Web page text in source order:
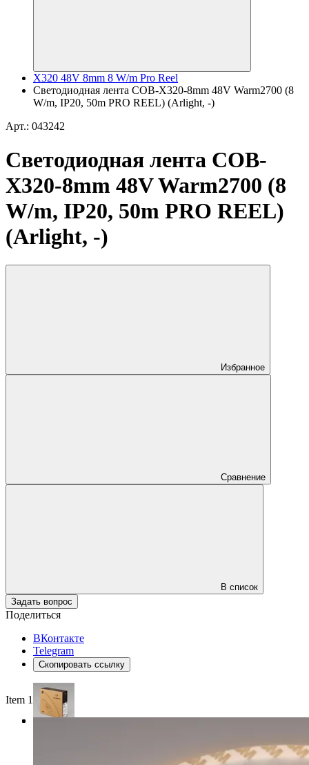
X320 48V 8mm 8 W/m Pro Reel
Светодиодная лента COB-X320-8mm 48V Warm2700 (8
W/m, IP20, 50m PRO REEL) (Arlight, -)
Арт.: 043242
Светодиодная лента COB-
X320-8mm 48V Warm2700 (8
W/m, IP20, 50m PRO REEL)
(Arlight, -)
Избранное
Сравнение
В список
Задать вопрос
Поделиться
ВКонтакте
Telegram
Скопировать ссылку
Item 1 of 4